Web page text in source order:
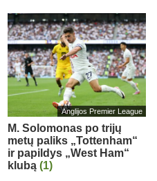
Anglijos Premier League
M. Solomonas po trijų
metų paliks „Tottenham“
ir papildys „West Ham“
klubą (1)